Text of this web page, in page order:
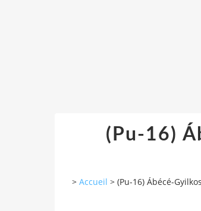
(Pu-16)
> Accueil > (Pu-16) Ábécé-